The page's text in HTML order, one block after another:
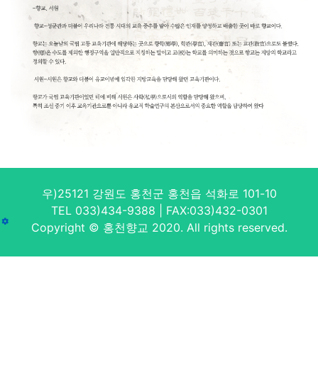
우)25121 강원도 홍천군 홍천읍 석화로 101-10
TEL 033)434-9388 | FAX:033)432-0301
Copyright © 홍천향교 2020. All rights reserved.